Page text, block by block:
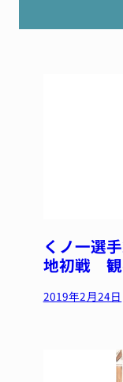
くノ一選
地初戦 観
2019年2月24日